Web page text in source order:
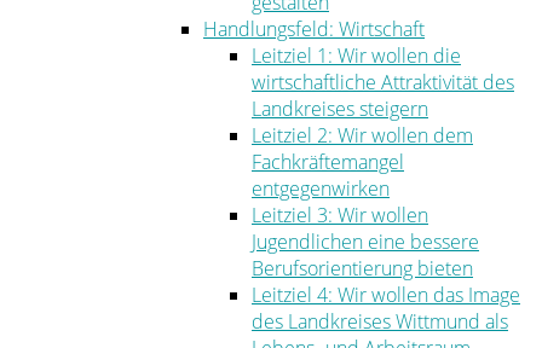
Handlungsfeld: Wirtschaft
Leitziel 1: Wir wollen die
wirtschaftliche Attraktivität des
Landkreises steigern
Leitziel 2: Wir wollen dem
Fachkräftemangel
entgegenwirken
Leitziel 3: Wir wollen
Jugendlichen eine bessere
Berufsorientierung bieten
Leitziel 4: Wir wollen das Image
des Landkreises Wittmund als